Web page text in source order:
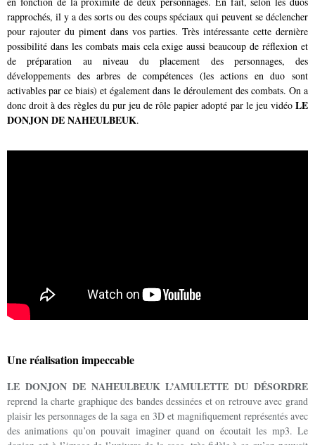
rapprochés, il y a des sorts ou des coups spéciaux qui peuvent se déclencher
pour rajouter du piment dans vos parties. Très intéressante cette dernière
possibilité dans les combats mais cela exige aussi beaucoup de réflexion et
de préparation au niveau du placement des personnages, des
développements des arbres de compétences (les actions en duo sont
activables par ce biais) et également dans le déroulement des combats. On a
donc droit à des règles du pur jeu de rôle papier adopté par le jeu vidéo LE
DONJON DE NAHEULBEUK.
Une réalisation impeccable
LE DONJON DE NAHEULBEUK L’AMULETTE DU DÉSORDRE
reprend la charte graphique des bandes dessinées et on retrouve avec grand
plaisir les personnages de la saga en 3D et magnifiquement représentés avec
des animations qu’on pouvait imaginer quand on écoutait les mp3. Le